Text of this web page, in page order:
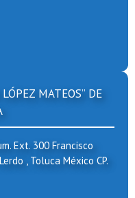
MATEOS” DE
Ext. 300 Francisco
, Toluca México CP.